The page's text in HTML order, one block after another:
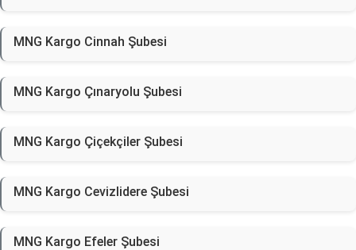
MNG Kargo Cinnah Şubesi
MNG Kargo Çınaryolu Şubesi
MNG Kargo Çiçekçiler Şubesi
MNG Kargo Cevizlidere Şubesi
MNG Kargo Efeler Şubesi